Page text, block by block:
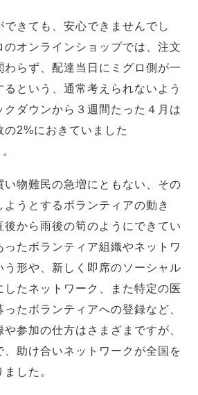
できても、安心できませんでし
のオンラインショップでは、注文
わらず、配達当日にミグロ側が一
という、通常考えられないよう
クダウンから３週間たった４月は
の2%におきていました
い物難民の急増にともない、その
ようとするボランティアの動き
後から雨後の筍のようにできてい
ったボランティア組織やネットワ
う形や、新しく即席のソーシャル
したネットワーク、また特定の医
たボランティアへの登録など、
参加の仕方はさまざまですが、
、助け合いネットワークが全国を
した。